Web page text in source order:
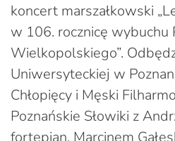
koncert marszałkowski
w 106. rocznicę wybuchu
Wielkopolskiego”.
Uniwersyteckiej w
Chłopięcy i Męski
Poznańskie Słowiki z
fortepian, Marcinem